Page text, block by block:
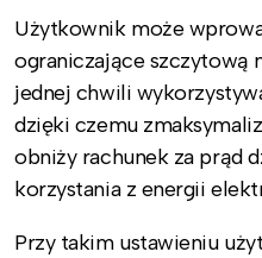
Użytkownik może
ograniczające szczytową
jednej chwili
dzięki czemu
obniży rachunek za prąd
korzystania z energii
Przy takim ustawieniu